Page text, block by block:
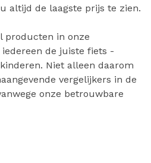
altijd de laagste prijs te zien.
producten in onze
de juiste fiets -
Niet alleen daarom
vergelijkers in de
onze betrouwbare